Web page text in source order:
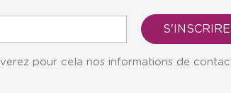
pour cela nos informations de